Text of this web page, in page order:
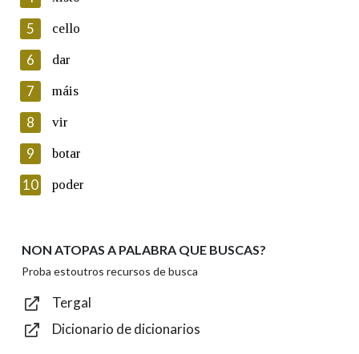
Lin e acepto as condicións da política de
Introduce o código que aparece na imaxe:
Texto de verificación
Enviar
5 cello
6 dar
7 máis
8 vir
9 botar
10 poder
NON ATOPAS A PALABRA QUE BUSCAS?
Proba estoutros recursos de busca
Tergal
Dicionario de dicionarios